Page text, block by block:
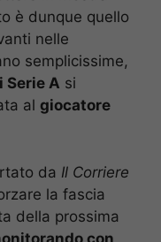
è dunque quello
nelle
semplicissime,
Serie A si
al giocatore
da Il Corriere
la fascia
della prossima
con